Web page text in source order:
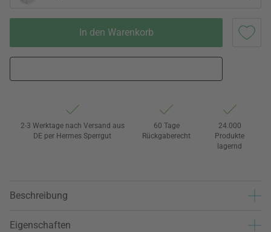
In den Warenkorb
2-3 Werktage nach Versand aus
DE per Hermes Sperrgut
60 Tage
Rückgaberecht
24.000
Produkte
lagernd
Beschreibung
Eigenschaften